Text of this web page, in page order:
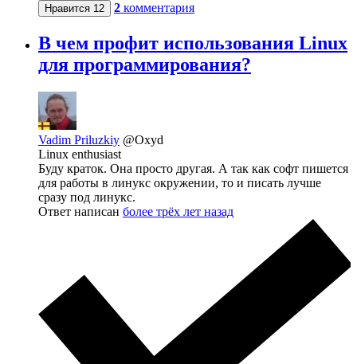
Нравится 12 2 комментария
В чем профит использования Linux
для программирования?
Vadim Priluzkiy @Oxyd
Linux enthusiast
Буду краток. Она просто другая. А так как софт пишется
для работы в линукс окружении, то и писать лучше
сразу под линукс.
Ответ написан более трёх лет назад